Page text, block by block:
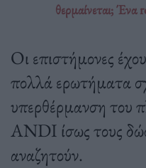
θερμαίνεται; Ένα
Οι επιστήμονες
πολλά ερωτήματα
υπερθέρμανση του
ANDI ίσως τους
αναζητούν.